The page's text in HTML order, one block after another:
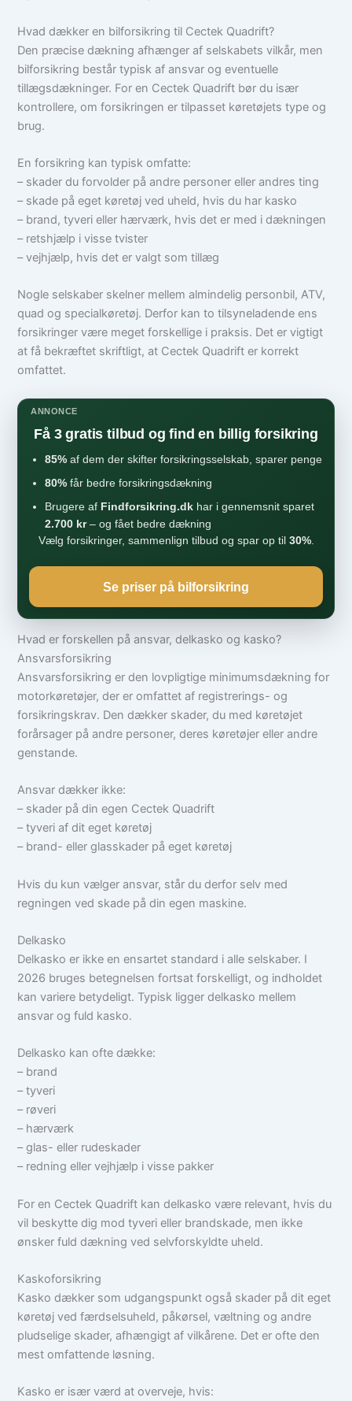
Hvad dækker en bilforsikring til Cectek Quadrift?
Den præcise dækning afhænger af selskabets vilkår, men
bilforsikring består typisk af ansvar og eventuelle
tillægsdækninger. For en Cectek Quadrift bør du især
kontrollere, om forsikringen er tilpasset køretøjets type og
brug.
En forsikring kan typisk omfatte:
– skader du forvolder på andre personer eller andres ting
– skade på eget køretøj ved uheld, hvis du har kasko
– brand, tyveri eller hærværk, hvis det er med i dækningen
– retshjælp i visse tvister
– vejhjælp, hvis det er valgt som tillæg
Nogle selskaber skelner mellem almindelig personbil, ATV,
quad og specialkøretøj. Derfor kan to tilsyneladende ens
forsikringer være meget forskellige i praksis. Det er vigtigt
at få bekræftet skriftligt, at Cectek Quadrift er korrekt
omfattet.
ANNONCE
Få 3 gratis tilbud og find en billig forsikring
85% af dem der skifter forsikringsselskab, sparer penge
80% får bedre forsikringsdækning
Brugere af Findforsikring.dk har i gennemsnit sparet
2.700 kr– og fået bedre dækning
Vælg forsikringer, sammenlign tilbud og spar op til 30%.
Se priser på bilforsikring
Hvad er forskellen på ansvar, delkasko og kasko?
Ansvarsforsikring
Ansvarsforsikring er den lovpligtige minimumsdækning for
motorkøretøjer, der er omfattet af registrerings- og
forsikringskrav. Den dækker skader, du med køretøjet
forårsager på andre personer, deres køretøjer eller andre
genstande.
Ansvar dækker ikke:
– skader på din egen Cectek Quadrift
– tyveri af dit eget køretøj
– brand- eller glasskader på eget køretøj
Hvis du kun vælger ansvar, står du derfor selv med
regningen ved skade på din egen maskine.
Delkasko
Delkasko er ikke en ensartet standard i alle selskaber. I
2026 bruges betegnelsen fortsat forskelligt, og indholdet
kan variere betydeligt. Typisk ligger delkasko mellem
ansvar og fuld kasko.
Delkasko kan ofte dække:
– brand
– tyveri
– røveri
– hærværk
– glas- eller rudeskader
– redning eller vejhjælp i visse pakker
For en Cectek Quadrift kan delkasko være relevant, hvis du
vil beskytte dig mod tyveri eller brandskade, men ikke
ønsker fuld dækning ved selvforskyldte uheld.
Kaskoforsikring
Kasko dækker som udgangspunkt også skader på dit eget
køretøj ved færdselsuheld, påkørsel, væltning og andre
pludselige skader, afhængigt af vilkårene. Det er ofte den
mest omfattende løsning.
Kasko er især værd at overveje, hvis: